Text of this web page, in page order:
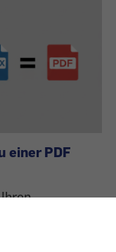
einer PDF